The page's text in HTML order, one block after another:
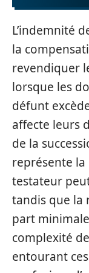
L’indemnité
la
revendiquer
lorsque les
défunt
affecte leurs
de la
représente la
testateur
tandis que la
part
complexité
entourant